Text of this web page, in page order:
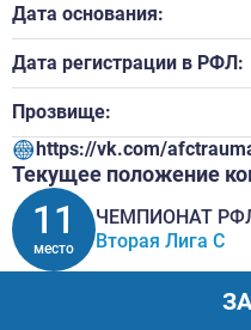
Дата основания:
Дата регистрации в РФЛ:
Прозвище:
https://vk.com/
Текущее положение
11
место
ЧЕМПИОНАТ
Вторая Лига C